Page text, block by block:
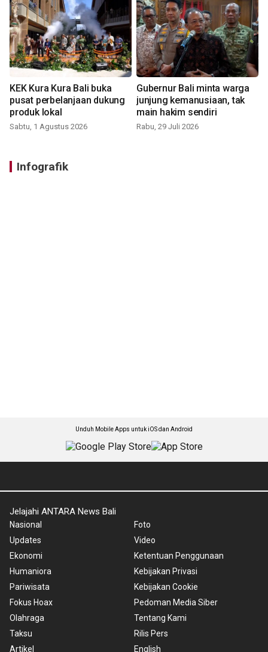
KEK Kura Kura Bali buka
pusat perbelanjaan dukung
produk lokal
Sabtu, 1 Agustus 2026
Gubernur Bali minta warga
junjung kemanusiaan, tak
main hakim sendiri
Rabu, 29 Juli 2026
Infografik
Unduh Mobile Apps untuk iOS dan Android
Jelajahi ANTARA News Bali
Nasional
Updates
Ekonomi
Humaniora
Pariwisata
Fokus Hoax
Olahraga
Taksu
Artikel
Foto
Video
Ketentuan Penggunaan
Kebijakan Privasi
Kebijakan Cookie
Pedoman Media Siber
Tentang Kami
Rilis Pers
English